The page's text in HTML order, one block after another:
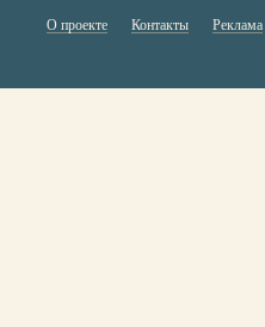
О проекте Контакты Реклама